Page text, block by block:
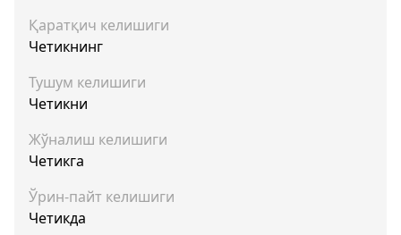
Қаратқич келишиги
Четикнинг
Тушум келишиги
Четикни
Жўналиш келишиги
Четикга
Ўрин-пайт келишиги
Четикда